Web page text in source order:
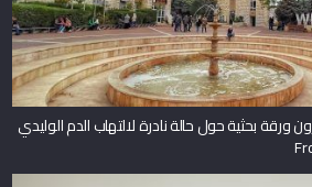
بحثية حول حالة نادرة لالتهاب الدم الوليدي